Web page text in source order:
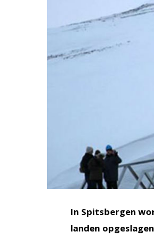
In Spitsbergen
landen